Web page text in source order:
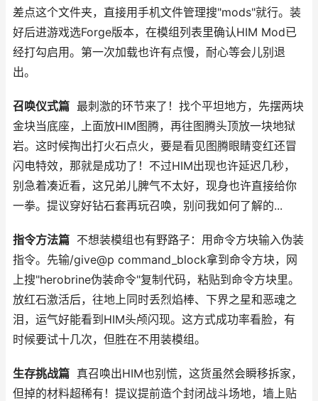
差点这个文件夹，直接用手机文件管理搜"mods"就行。装
好后进游戏选Forge版本，在模组列表里确认HIM Mod已
经打勾启用。第一次加载也许有点慢，耐心等会儿别退
出。
召唤仪式篇 最刺激的环节来了！找个平坦地方，先摆两块
金块当底座，上面放HIM图腾，再往图腾头顶放一块地狱
岩。这时候掏出打火石点火，要是看见图腾眼睛变红还冒
闪电特效，那就是成功了！不过HIM出现也许延迟几秒，
别急着凑近看，这兄弟儿脾气不太好，现身也许直接给你
一拳。提议穿好钻石套再玩召唤，别问我如何了解的...
指令方法篇 不想装模组也有野路子：用命令方块输入伪装
指令。先输/give@p command_block拿到命令方块，网
上搜"herobrine伪装命令"复制代码，粘贴到命令方块里。
放红石激活后，往地上同时丢烈焰棒、下界之星和恶魂之
泪，运气好能看到HIM头颅闪现。这方式成功率看脸，有
时候要试十几次，但胜在不用装模组。
生存挑战篇 真召唤出HIM也别慌，这货虽然会瞬移拆家，
但掉的材料超稀有！提议提前造个封闭战斗场地，墙上贴